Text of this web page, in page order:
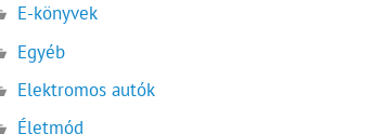
E-könyvek
Egyéb
Elektromos autók
Életmód